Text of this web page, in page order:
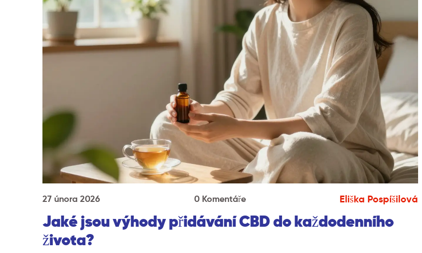
27 února 2026 0 Komentáře Eliška Pospíšilová
Jaké jsou výhody přidávání CBD do každodenního
života?